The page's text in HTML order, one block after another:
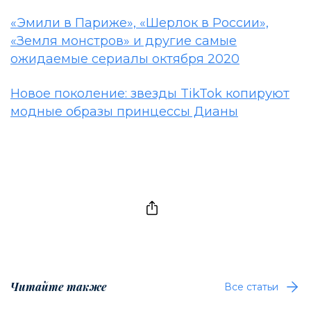
«Эмили в Париже», «Шерлок в России»,
«Земля монстров» и другие самые
ожидаемые сериалы октября 2020
Новое поколение: звезды TikTok копируют
модные образы принцессы Дианы
Читайте также Все статьи